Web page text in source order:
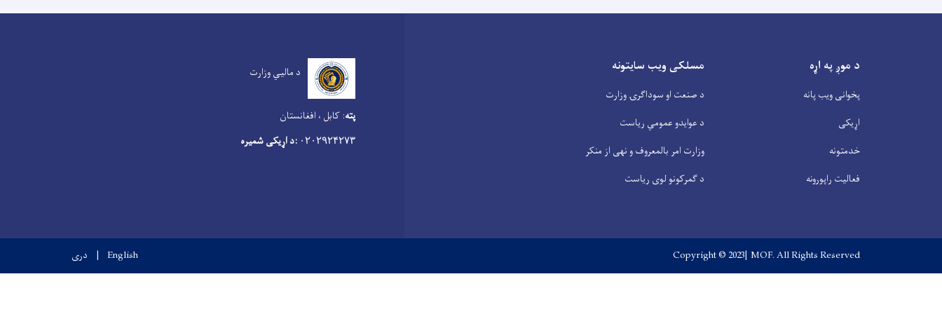
د موږ په اړه
پخوانی ویب پانه
اړیکی
خدمتونه
فعالیت راپورونه
مسلکی ویب سایتونه
د صنعت او سوداگرۍ وزارت
د عوایدو عمومي ریاست
وزارت امر بالمعروف و نهی از منکر
د گمرکونو لوی ریاست
د مالیي وزارت
پته: کابل ، افغانستان
۰۲۰۲۹۲۴۲۷۳ :د اړیکی شمیره
Copyright © 2023| MOF. All Rights Reserved
English دری